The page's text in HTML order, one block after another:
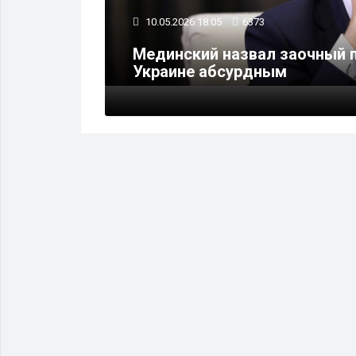
10.05.2026 18:05 6373
Мединский назвал заочный
Украине абсурдным